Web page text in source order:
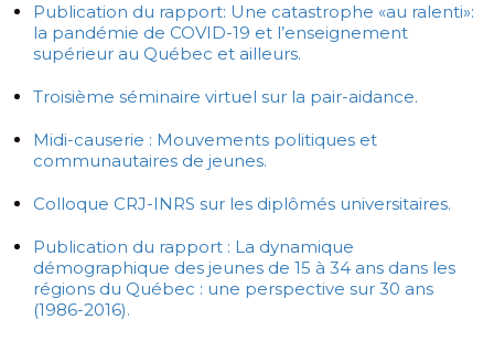
Publication du rapport: Une catastrophe «au ralenti»:
la pandémie de COVID-19 et l’enseignement
supérieur au Québec et ailleurs.
Troisième séminaire virtuel sur la pair-aidance.
Midi-causerie : Mouvements politiques et
communautaires de jeunes.
Colloque CRJ-INRS sur les diplômés universitaires.
Publication du rapport : La dynamique
démographique des jeunes de 15 à 34 ans dans les
régions du Québec : une perspective sur 30 ans
(1986-2016).